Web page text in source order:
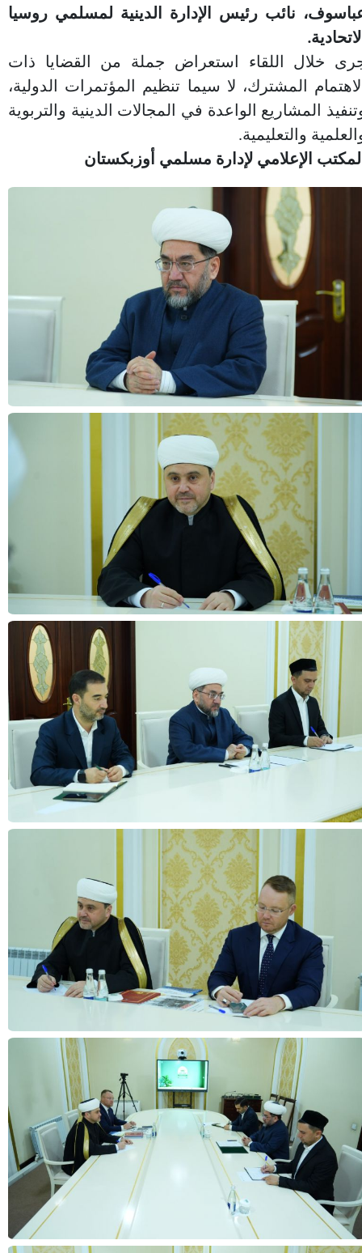
نائب رئيس الإدارة الدينية لمسلمي روسيا
خلال اللقاء استعراض جملة من القضايا ذات
المشترك، لا سيما تنظيم المؤتمرات الدولية،
المشاريع الواعدة في المجالات الدينية والتربوية
والتعليمية.
الإعلامي لإدارة مسلمي أوزبكستان